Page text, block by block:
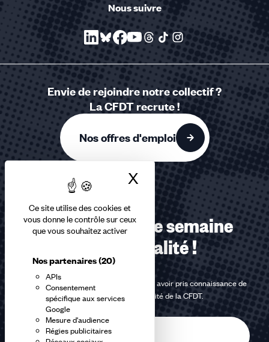
Ce site utilise des cookies et
vous donne le contrôle sur ceux
que vous souhaitez activer
Nos partenaires(20)
APIs
Consentement
spécifique aux services
Google
Mesure d'audience
Régies publicitaires
X Masquer le
Nous suivre
Envie de rejoindre notre collectif ?
La CFDT recrute !
Nos offres d'emploi
Recevez chaque semaine
notre actualité !
En m'inscrivant à la newsletter, j'affirme avoir pris connaissance de
lapolitique de confidentialité de la CFDT.